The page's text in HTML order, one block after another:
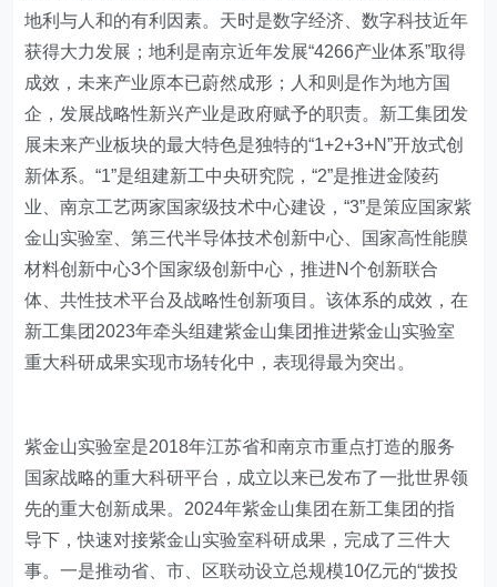
地利与人和的有利因素。天时是数字经济、数字科技近年
获得大力发展；地利是南京近年发展“4266产业体系”取得
成效，未来产业原本已蔚然成形；人和则是作为地方国
企，发展战略性新兴产业是政府赋予的职责。新工集团发
展未来产业板块的最大特色是独特的“1+2+3+N”开放式创
新体系。“1”是组建新工中央研究院，“2”是推进金陵药
业、南京工艺两家国家级技术中心建设，“3”是策应国家紫
金山实验室、第三代半导体技术创新中心、国家高性能膜
材料创新中心3个国家级创新中心，推进N个创新联合
体、共性技术平台及战略性创新项目。该体系的成效，在
新工集团2023年牵头组建紫金山集团推进紫金山实验室
重大科研成果实现市场转化中，表现得最为突出。
​紫金山实验室是2018年江苏省和南京市重点打造的服务
国家战略的重大科研平台，成立以来已发布了一批世界领
先的重大创新成果。2024年紫金山集团在新工集团的指
导下，快速对接紫金山实验室科研成果，完成了三件大
事。一是推动省、市、区联动设立总规模10亿元的“拨投